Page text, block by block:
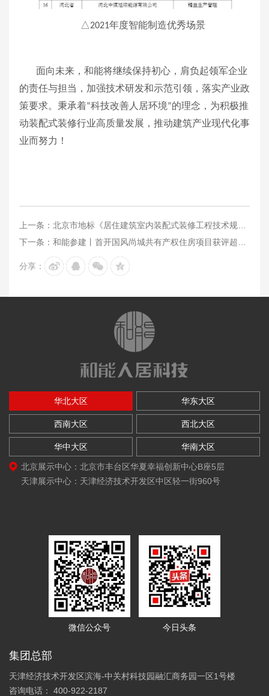
△2021年度智能制造优秀场景
面向未来，和能将继续保持初心，肩负起领军企业
的责任与担当，加强技术研发和示范引领，落实产业政
策要求。秉承着“科技改善人居环境”的理念，为积极推
动装配式装修行业高质量发展，推动建筑产业现代化事
业而努力！
上一条：北京市地标《居住建筑室内装配式装修工程技术规程》修订工作会议在京顺利召开
分享：
华北大区 华东大区
西南大区 西北大区
华中大区 华南大区
北京展示中心：北京市丰台区华夏幸福创新中心B座5层
天津展示中心：天津经济技术开发区中区轻一街960号
微信公众号 今日头条
集团总部
天津经济技术开发区滨海-中关村科技园融汇商务园一区1号楼
咨询电话： 400-922-2187